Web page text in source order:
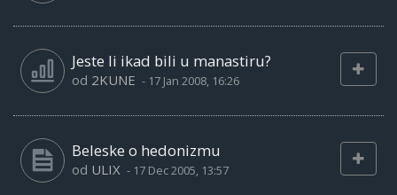
Jeste li ikad bili u manastiru?
od 2KUNE - 17 Jan 2008, 16:26
Beleske o hedonizmu
od ULIX - 17 Dec 2005, 13:57